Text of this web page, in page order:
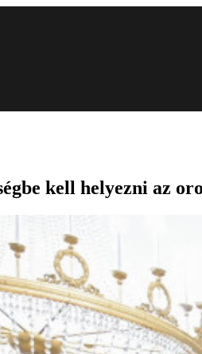
kell helyezni az